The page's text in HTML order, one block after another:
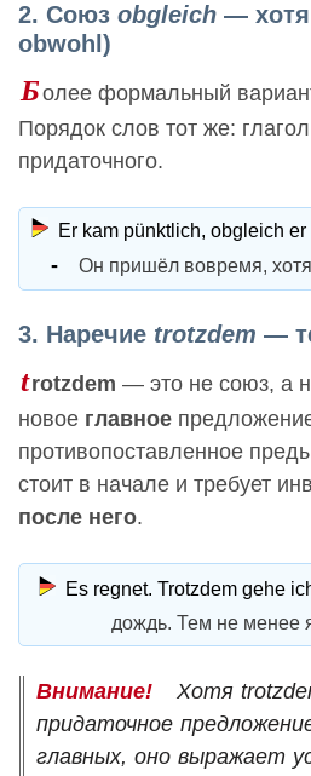
2. Союз obgleich —
obwohl)
Более формальный
Порядок слов тот же:
придаточного.
Er kam pünktlich, obgleich
Он пришёл вовремя, хотя
3. Наречие trotzdem —
trotzdem — это не союз, а
новое главное
противопоставленное
стоит в начале и требует
после него.
Es regnet. Trotzdem gehe
дождь. Тем не менее
Хотя
придаточное
главных, оно выражает